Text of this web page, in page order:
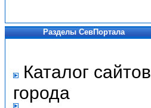
Разделы СевПортала
Каталог сайтов
города